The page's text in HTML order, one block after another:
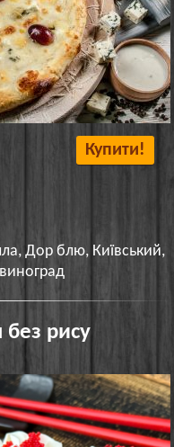
Купити!
Дор блю, Київський,
рису